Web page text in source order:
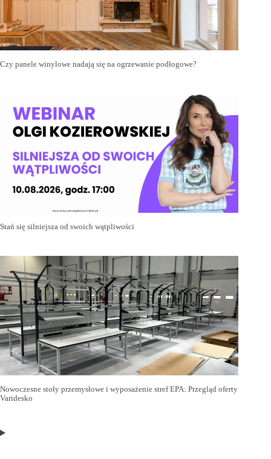
Czy panele winylowe nadają się na ogrzewanie podłogowe?
Stań się silniejsza od swoich wątpliwości
Nowoczesne stoły przemysłowe i wyposażenie stref EPA: Przegląd oferty
Varidesko